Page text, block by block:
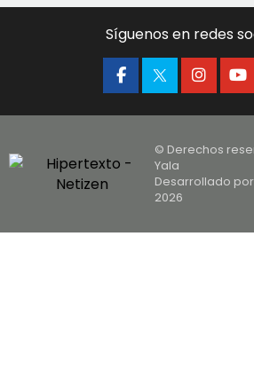
Síguenos en redes
© Derechos
Yala
Desarrollado
2026